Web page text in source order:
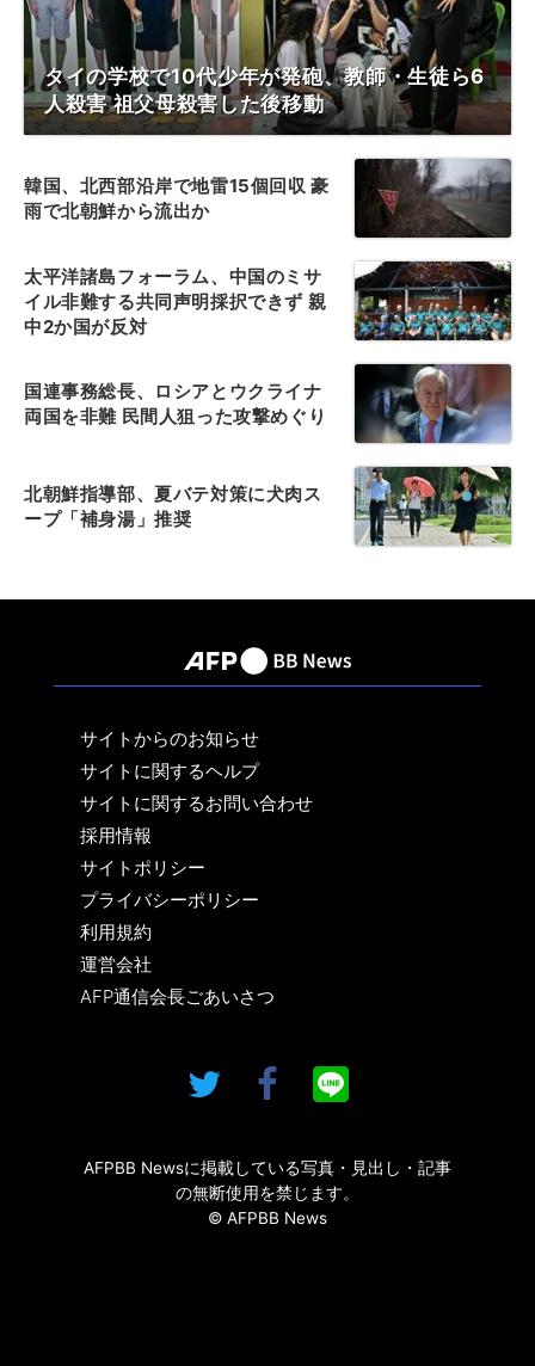
タイの学校で10代少年が発砲、教師・生徒ら6
人殺害 祖父母殺害した後移動
韓国、北西部沿岸で地雷15個回収 豪
雨で北朝鮮から流出か
太平洋諸島フォーラム、中国のミサ
イル非難する共同声明採択できず 親
中2か国が反対
国連事務総長、ロシアとウクライナ
両国を非難 民間人狙った攻撃めぐり
北朝鮮指導部、夏バテ対策に犬肉ス
ープ「補身湯」推奨
サイトからのお知らせ
サイトに関するヘルプ
サイトに関するお問い合わせ
採用情報
サイトポリシー
プライバシーポリシー
利用規約
運営会社
AFP通信会長ごあいさつ
AFPBB Newsに掲載している写真・見出し・記事
の無断使用を禁じます。
© AFPBB News